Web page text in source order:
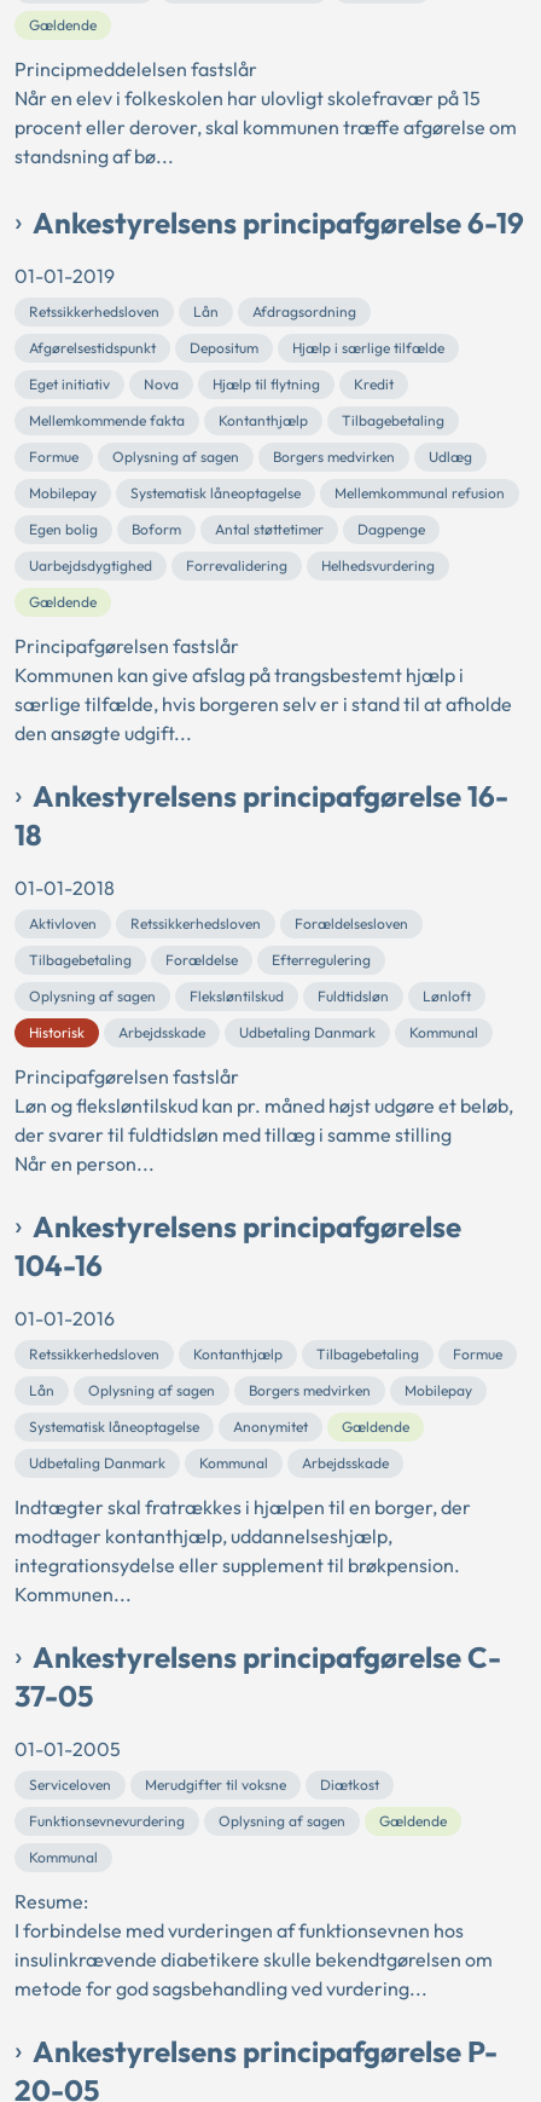
Gældende
Principmeddelelsen fastslår
Når en elev i folkeskolen har ulovligt skolefravær på 15
procent eller derover, skal kommunen træffe afgørelse om
standsning af bø...
Ankestyrelsens principafgørelse 6-19
01-01-2019
Retssikkerhedsloven Lån
Afdragsordning
Afgørelsestidspunkt
Depositum
Hjælp i særlige tilfælde
Eget initiativ
Nova Hjælp til flytning
Kredit
Mellemkommende fakta
Kontanthjælp
Tilbagebetaling
Formue
Oplysning af sagen Borgers medvirken
Udlæg
Mobilepay
Systematisk låneoptagelse
Mellemkommunal refusion
Egen bolig
Boform Antal støttetimer
Dagpenge
Uarbejdsdygtighed
Forrevalidering
Helhedsvurdering
Gældende
Principafgørelsen fastslår
Kommunen kan give afslag på trangsbestemt hjælp i
særlige tilfælde, hvis borgeren selv er i stand til at afholde
den ansøgte udgift...
Ankestyrelsens principafgørelse 16-
18
01-01-2018
Aktivloven Retssikkerhedsloven
Forældelsesloven
Tilbagebetaling
Forældelse
Efterregulering
Oplysning af sagen
Fleksløntilskud Fuldtidsløn
Lønloft
Historisk
Arbejdsskade Udbetaling Danmark Kommunal
Principafgørelsen fastslår
Løn og fleksløntilskud kan pr. måned højst udgøre et beløb,
der svarer til fuldtidsløn med tillæg i samme stilling
Når en person...
Ankestyrelsens principafgørelse
104-16
01-01-2016
Retssikkerhedsloven Kontanthjælp Tilbagebetaling
Formue
Lån
Oplysning af sagen Borgers medvirken
Mobilepay
Systematisk låneoptagelse
Anonymitet
Gældende
Udbetaling Danmark
Kommunal Arbejdsskade
Indtægter skal fratrækkes i hjælpen til en borger, der
modtager kontanthjælp, uddannelseshjælp,
integrationsydelse eller supplement til brøkpension.
Kommunen...
Ankestyrelsens principafgørelse C-
37-05
01-01-2005
Serviceloven Merudgifter til voksne
Diætkost
Funktionsevnevurdering
Oplysning af sagen
Gældende
Kommunal
Resume:
I forbindelse med vurderingen af funktionsevnen hos
insulinkrævende diabetikere skulle bekendtgørelsen om
metode for god sagsbehandling ved vurdering...
Ankestyrelsens principafgørelse P-
20-05